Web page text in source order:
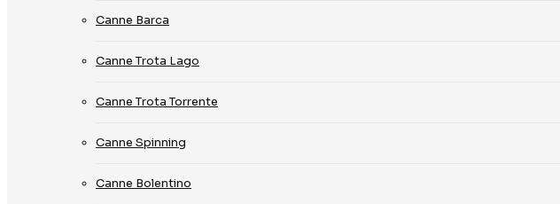
Canne Barca
Canne Trota Lago
Canne Trota Torrente
Canne Spinning
Canne Bolentino